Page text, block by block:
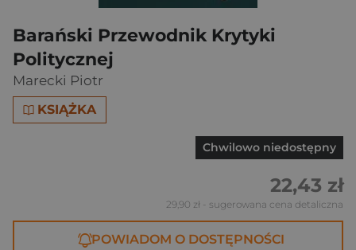
Barański Przewodnik Krytyki
Politycznej
Marecki Piotr
KSIĄŻKA
Chwilowo niedostępny
22,43 zł
29,90 zł - sugerowana cena detaliczna
POWIADOM O DOSTĘPNOŚCI